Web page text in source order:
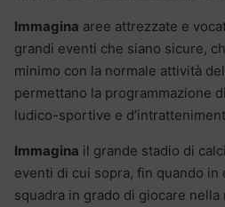
Immagina aree attrezzate e
grandi eventi che siano sicure,
minimo con la normale attività
permettano la programmazione
ludico-sportive e
Immagina il grande stadio di
eventi di cui sopra, fin quando in
squadra in grado di giocare nella